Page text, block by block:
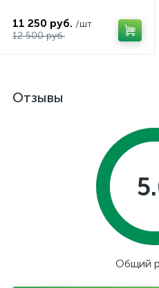
11 250 руб. /шт
12 500 руб.
Отзывы
Общий